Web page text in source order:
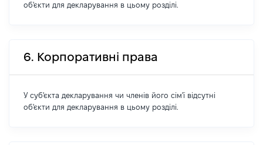
об'єкти для декларування в цьому розділі.
6. Корпоративні права
У суб'єкта декларування чи членів його сім'ї відсутні
об'єкти для декларування в цьому розділі.